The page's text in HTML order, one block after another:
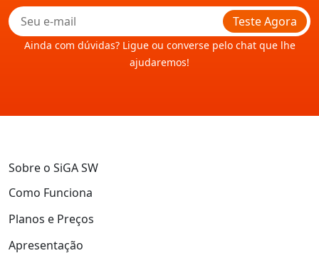
Teste Agora
Ainda com dúvidas? Ligue ou converse pelo chat que lhe
ajudaremos!
Sobre o SiGA SW
Como Funciona
Planos e Preços
Apresentação